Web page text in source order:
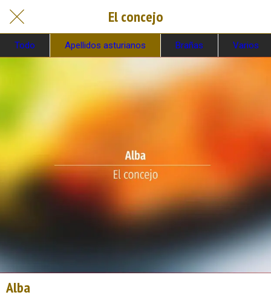
El concejo
Todo Apellidos asturianos Brañas Varios
Alba